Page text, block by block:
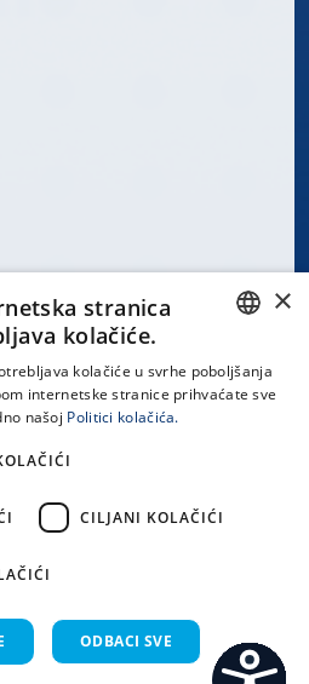
CROATIAN
×
stranica
kolačiće.
kolačiće u svrhe poboljšanja
internetske stranice prihvaćate sve
našoj Politici kolačića.
CILJANI KOLAČIĆI
ODBACI SVE